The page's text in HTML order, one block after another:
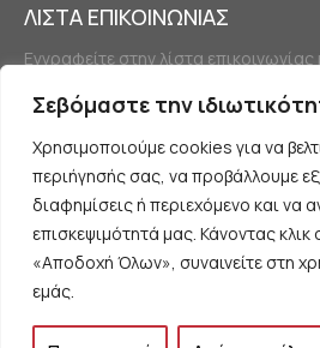
Σεβόμαστε την
Χρησιμοποιούμε cookies για να
περιήγησής σας, να προβάλλουμε
διαφημίσεις ή περιεχόμενο και να
επισκεψιμότητά μας. Κάνοντας κλικ
«Αποδοχή Όλων», συναινείτε στη
εμάς.
ΛΙΣΤΑ ΕΠΙΚΟΙΝΩΝΙΑΣ
Εγγραφείτε στην λίστα
Εγγραφή